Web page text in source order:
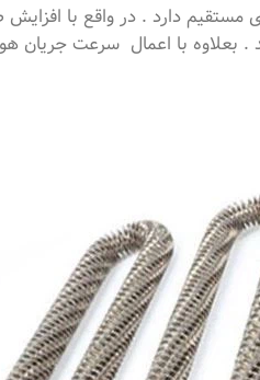
دارد . در واقع با افزایش
با اعمال سرعت جریان